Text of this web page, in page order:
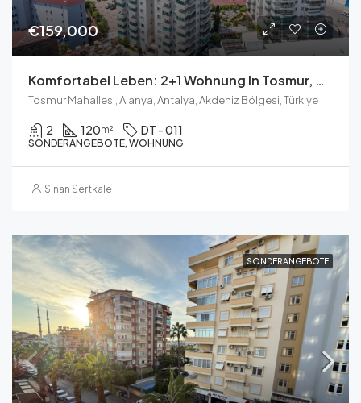
€159,000
Komfortabel Leben: 2+1 Wohnung In Tosmur, Alanya
Tosmur Mahallesi, Alanya, Antalya, Akdeniz Bölgesi, Türkiye
2 120m² DT - 011
SONDERANGEBOTE, WOHNUNG
Sinan Sertkale
SONDERANGEBOTE